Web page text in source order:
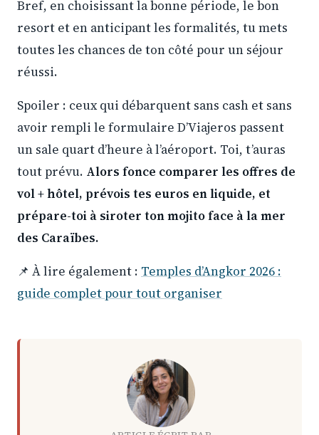
Bref, en choisissant la bonne période, le bon
resort et en anticipant les formalités, tu mets
toutes les chances de ton côté pour un séjour
réussi.
Spoiler : ceux qui débarquent sans cash et sans
avoir rempli le formulaire D’Viajeros passent
un sale quart d’heure à l’aéroport. Toi, t’auras
tout prévu. Alors fonce comparer les offres de
vol + hôtel, prévois tes euros en liquide, et
prépare-toi à siroter ton mojito face à la mer
des Caraïbes.
📌 À lire également : Temples d’Angkor 2026 :
guide complet pour tout organiser